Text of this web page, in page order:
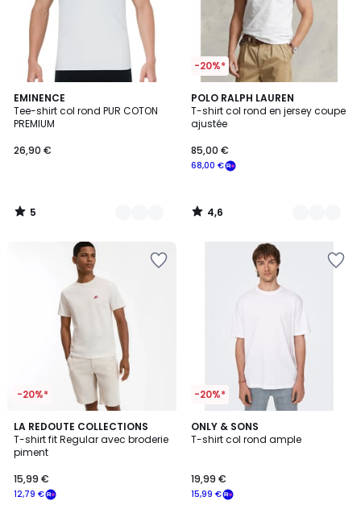
EMINENCE
Tee-shirt col rond PUR COTON
PREMIUM
26,90 €
5
/
5
4
Couleurs
5
/
-20%*
POLO RALPH LAUREN
T-shirt col rond en jersey coupe
ajustée
68,00 €
85,00 €
4,6
/ 5
4
Couleurs
4,6
/
-20%*
LA REDOUTE COLLECTIONS
T-shirt fit Regular avec broderie
piment
12,79 €
15,99 €
5
/
5
2
Couleurs
-20%*
ONLY & SONS
T-shirt col rond ample
15,99 €
19,99 €
4,9
/ 5
21
Couleurs